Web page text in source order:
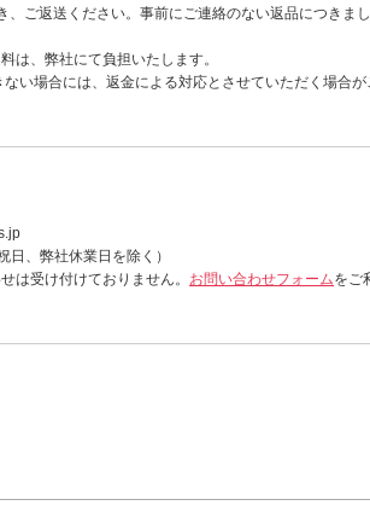
、ご返送ください。事前にご連絡のない返品につきま
は、弊社にて負担いたします。
い場合には、返金による対応とさせていただく場合が
、弊社休業日を除く）
は受け付けておりません。 お問い合わせフォームをご